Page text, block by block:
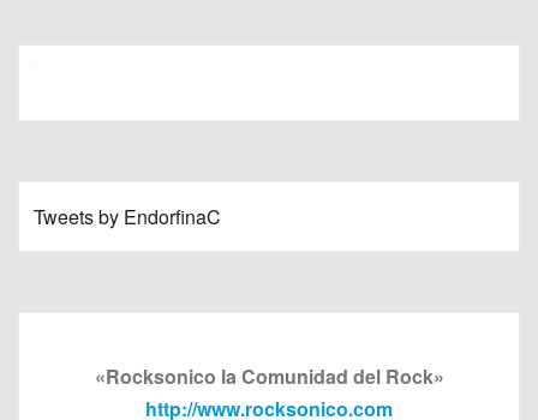
Tweets by EndorfinaC
«Rocksonico la Comunidad del Rock»
http://www.rocksonico.com